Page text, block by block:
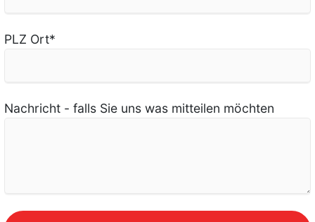
PLZ Ort*
Nachricht - falls Sie uns was mitteilen möchten